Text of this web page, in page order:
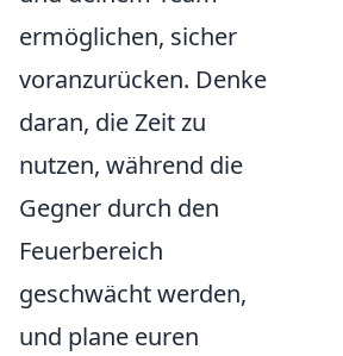
ermöglichen, sicher
voranzurücken. Denke
daran, die Zeit zu
nutzen, während die
Gegner durch den
Feuerbereich
geschwächt werden,
und plane euren